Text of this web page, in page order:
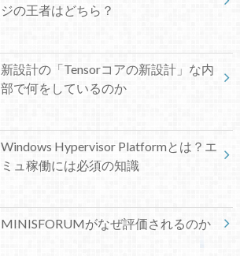
ジの王者はどちら？
新設計の「Tensorコアの新設計」な内
部で何をしているのか
Windows Hypervisor Platformとは？エ
ミュ稼働には必須の知識
MINISFORUMがなぜ評価されるのか